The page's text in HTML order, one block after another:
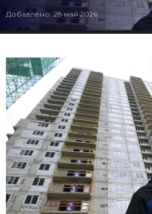
Добавлено: 28 май 2026